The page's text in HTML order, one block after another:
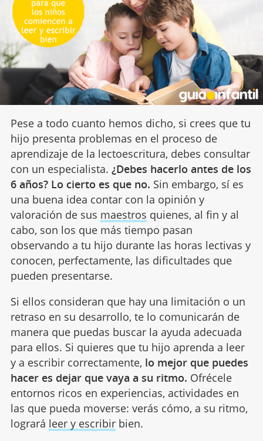
Pese a todo cuanto hemos dicho, si crees que tu
hijo presenta problemas en el proceso de
aprendizaje de la lectoescritura, debes consultar
con un especialista. ¿Debes hacerlo antes de los
6 años? Lo cierto es que no. Sin embargo, sí es
una buena idea contar con la opinión y
valoración de sus maestros quienes, al fin y al
cabo, son los que más tiempo pasan
observando a tu hijo durante las horas lectivas y
conocen, perfectamente, las dificultades que
pueden presentarse.
Si ellos consideran que hay una limitación o un
retraso en su desarrollo, te lo comunicarán de
manera que puedas buscar la ayuda adecuada
para ellos. Si quieres que tu hijo aprenda a leer
y a escribir correctamente, lo mejor que puedes
hacer es dejar que vaya a su ritmo. Ofrécele
entornos ricos en experiencias, actividades en
las que pueda moverse: verás cómo, a su ritmo,
logrará leer y escribirbien.